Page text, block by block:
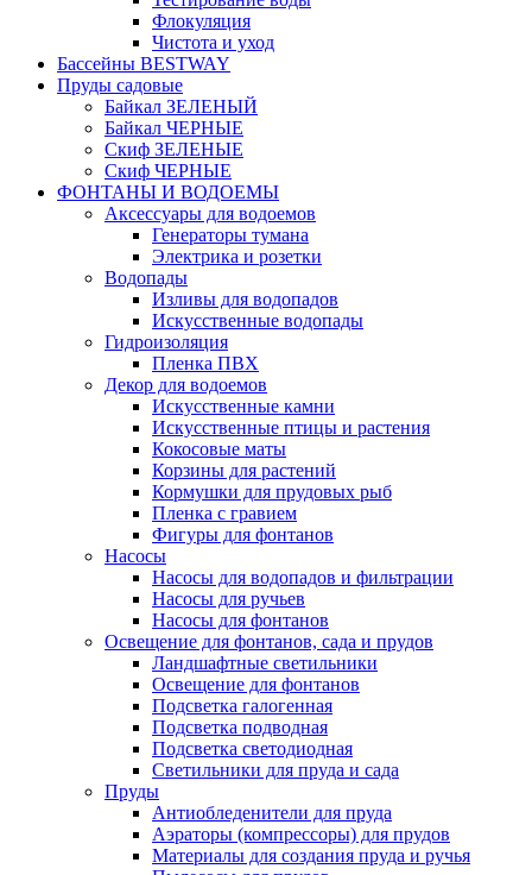
Флокуляция
Чистота и уход
Бассейны BESTWAY
Пруды садовые
Байкал ЗЕЛЕНЫЙ
Байкал ЧЕРНЫЕ
Скиф ЗЕЛЕНЫЕ
Скиф ЧЕРНЫЕ
ФОНТАНЫ И ВОДОЕМЫ
Аксессуары для водоемов
Генераторы тумана
Электрика и розетки
Водопады
Изливы для водопадов
Искусственные водопады
Гидроизоляция
Пленка ПВХ
Декор для водоемов
Искусственные камни
Искусственные птицы и растения
Кокосовые маты
Корзины для растений
Кормушки для прудовых рыб
Пленка с гравием
Фигуры для фонтанов
Насосы
Насосы для водопадов и фильтрации
Насосы для ручьев
Насосы для фонтанов
Освещение для фонтанов, сада и прудов
Ландшафтные светильники
Освещение для фонтанов
Подсветка галогенная
Подсветка подводная
Подсветка светодиодная
Светильники для пруда и сада
Пруды
Антиобледенители для пруда
Аэраторы (компрессоры) для прудов
Материалы для создания пруда и ручья